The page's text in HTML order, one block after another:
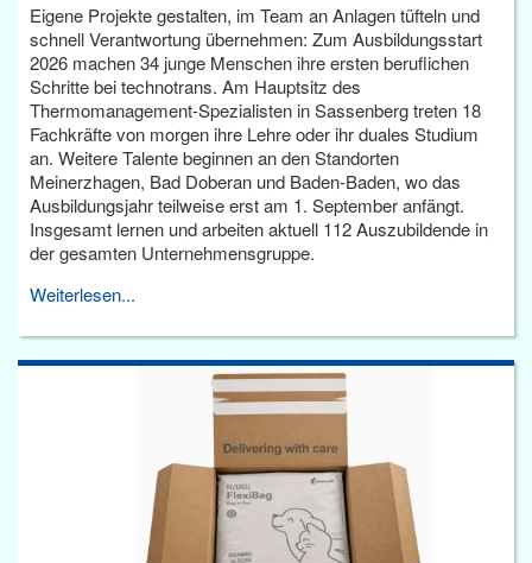
Eigene Projekte gestalten, im Team an Anlagen tüfteln und
schnell Verantwortung übernehmen: Zum Ausbildungsstart
2026 machen 34 junge Menschen ihre ersten beruflichen
Schritte bei technotrans. Am Hauptsitz des
Thermomanagement-Spezialisten in Sassenberg treten 18
Fachkräfte von morgen ihre Lehre oder ihr duales Studium
an. Weitere Talente beginnen an den Standorten
Meinerzhagen, Bad Doberan und Baden-Baden, wo das
Ausbildungsjahr teilweise erst am 1. September anfängt.
Insgesamt lernen und arbeiten aktuell 112 Auszubildende in
der gesamten Unternehmensgruppe.
Weiterlesen...